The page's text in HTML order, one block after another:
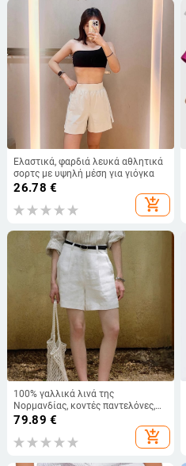
Ελαστικά, φαρδιά λευκά αθλητικά
σορτς με υψηλή μέση για γιόγκα
26.78 €
add_shopping_cart
100% γαλλικά λινά της
Νορμανδίας, κοντές παντελόνες,
μινιμαλιστικό στυλ μετακίνησης,
αναπνεύσιμες και δροσερές, μήκος
καπρί.
79.89 €
add_shopping_cart